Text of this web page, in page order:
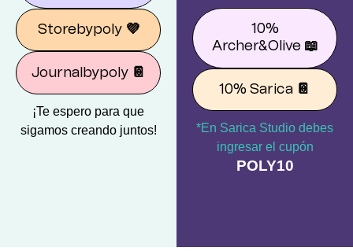
Storebypoly 💜
Journalbypoly 📔
¡Te espero para que
sigamos creando juntos!
10%
Archer&Olive 📖
10% Sarica 📔
*En Sarica Studio debes
ingresar el cupón
POLY10